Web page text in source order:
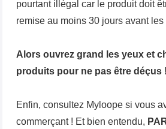
pourtant illégal car le produit doit
remise au moins 30 jours avant les
Alors ouvrez grand les yeux et
produits pour ne pas être déçus !
Enfin, consultez Myloope si vous
commerçant ! Et bien entendu,